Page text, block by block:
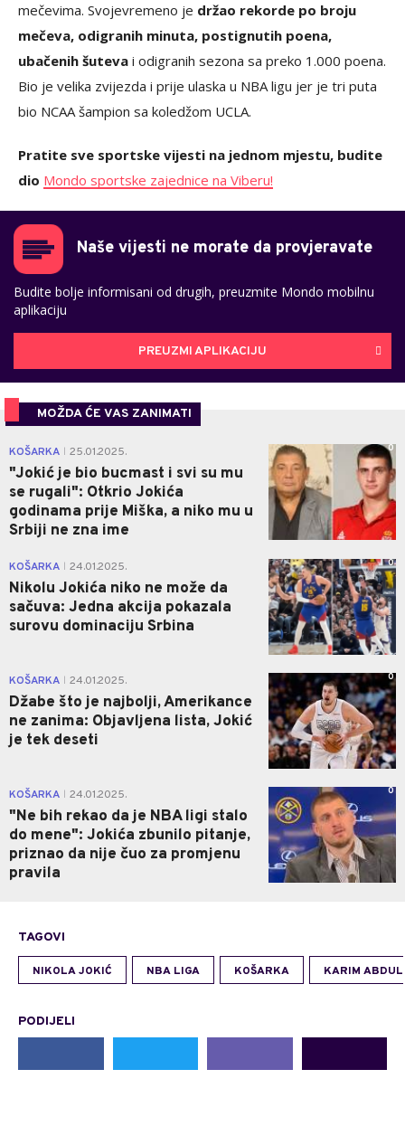
mečevima. Svojevremeno je držao rekorde po broju
mečeva, odigranih minuta, postignutih poena,
ubačenih šuteva i odigranih sezona sa preko 1.000 poena.
Bio je velika zvijezda i prije ulaska u NBA ligu jer je tri puta
bio NCAA šampion sa koledžom UCLA.
Pratite sve sportske vijesti na jednom mjestu, budite
dio Mondo sportske zajednice na Viberu!
Naše vijesti ne morate da provjeravate
Budite bolje informisani od drugih, preuzmite Mondo mobilnu
aplikaciju
PREUZMI APLIKACIJU
MOŽDA ĆE VAS ZANIMATI
KOŠARKA 25.01.2025.
"Jokić je bio bucmast i svi su mu
se rugali": Otkrio Jokića
godinama prije Miška, a niko mu u
Srbiji ne zna ime
0
KOŠARKA 24.01.2025.
Nikolu Jokića niko ne može da
sačuva: Jedna akcija pokazala
surovu dominaciju Srbina
0
KOŠARKA 24.01.2025.
Džabe što je najbolji, Amerikance
ne zanima: Objavljena lista, Jokić
je tek deseti
0
KOŠARKA 24.01.2025.
"Ne bih rekao da je NBA ligi stalo
do mene": Jokića zbunilo pitanje,
priznao da nije čuo za promjenu
pravila
0
TAGOVI
NIKOLA JOKIĆ NBA LIGA KOŠARKA KARIM
PODIJELI